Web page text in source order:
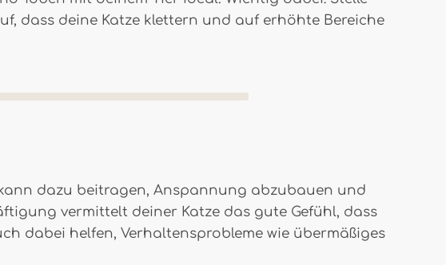
dass deine Katze klettern und auf erhöhte Bereiche
dazu beitragen, Anspannung abzubauen und
vermittelt deiner Katze das gute Gefühl, dass
dabei helfen, Verhaltensprobleme wie übermäßiges